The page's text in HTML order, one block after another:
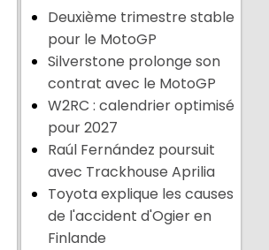
Deuxième trimestre stable
pour le MotoGP
Silverstone prolonge son
contrat avec le MotoGP
W2RC : calendrier optimisé
pour 2027
Raúl Fernández poursuit
avec Trackhouse Aprilia
Toyota explique les causes
de l'accident d'Ogier en
Finlande